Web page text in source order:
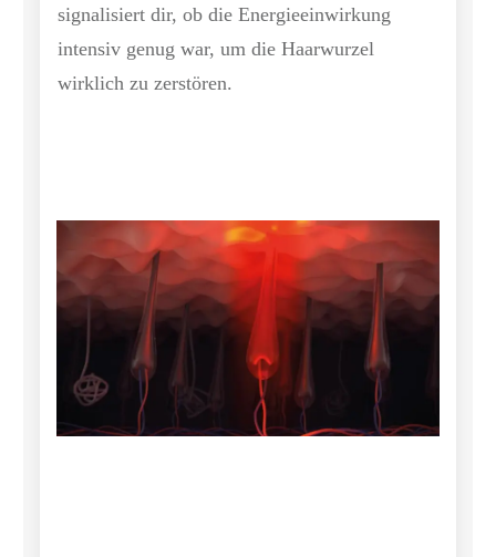
signalisiert dir, ob die Energieeinwirkung
intensiv genug war, um die Haarwurzel
wirklich zu zerstören.